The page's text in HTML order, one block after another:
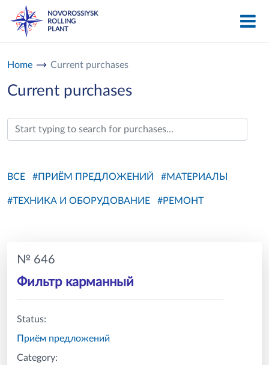
NOVOROSSIYSK
ROLLING
PLANT
Home Current purchases
Current purchases
ВСЕ #ПРИЁМ ПРЕДЛОЖЕНИЙ #МАТЕРИАЛЫ
#ТЕХНИКА И ОБОРУДОВАНИЕ #РЕМОНТ
№ 646
Фильтр карманный
Status:
Приём предложений
Category: